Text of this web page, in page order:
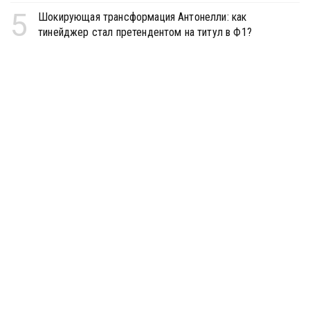
5
Шокирующая трансформация Антонелли: как
тинейджер стал претендентом на титул в Ф1?